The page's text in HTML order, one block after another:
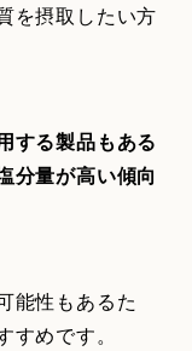
を摂取したい方
する製品もある
分量が高い傾向
能性もあるた
めです。